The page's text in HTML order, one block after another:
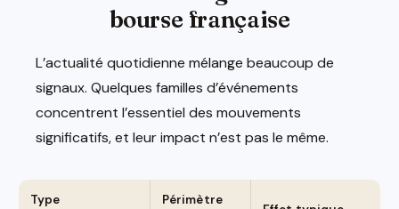
bourse française
L’actualité quotidienne mélange beaucoup de
signaux. Quelques familles d’événements
concentrent l’essentiel des mouvements
significatifs, et leur impact n’est pas le même.
Type
Périmètre